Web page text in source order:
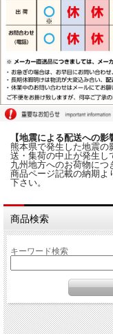
【地震による配送への影
熊本県で発生した地震
送・集荷の中止が発生し
九州地方へのお荷物につ
商品ページ記載の納期よ
下さい。
商品検索
キーワード検索